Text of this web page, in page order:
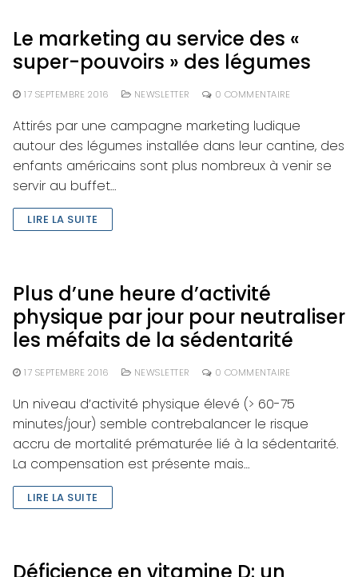
Le marketing au service des «
super-pouvoirs » des légumes
17 SEPTEMBRE 2016 NEWSLETTER 0 COMMENTAIRE
Attirés par une campagne marketing ludique
autour des légumes installée dans leur cantine, des
enfants américains sont plus nombreux à venir se
servir au buffet…
LIRE LA SUITE
Plus d’une heure d’activité
physique par jour pour neutraliser
les méfaits de la sédentarité
17 SEPTEMBRE 2016 NEWSLETTER 0 COMMENTAIRE
Un niveau d’activité physique élevé (> 60-75
minutes/jour) semble contrebalancer le risque
accru de mortalité prématurée lié à la sédentarité.
La compensation est présente mais…
LIRE LA SUITE